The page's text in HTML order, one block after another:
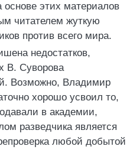
этих материалов
читателем жуткую
против всего мира.
недостатков,
В. Суворова
Возможно, Владимир
хорошо усвоил то,
в академии,
разведчика является
любой добытой